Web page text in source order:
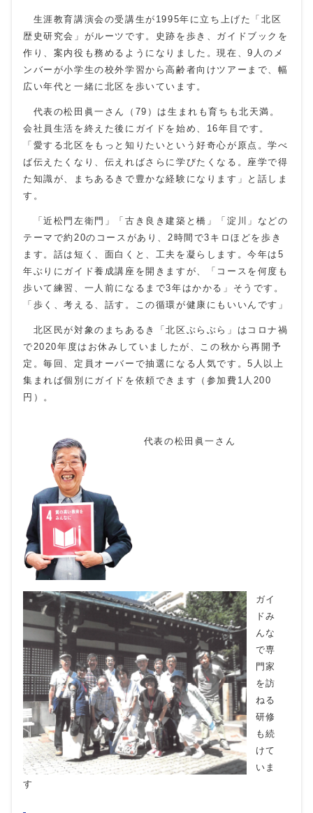
生涯教育講演会の受講生が1995年に立ち上げた「北区
歴史研究会」がルーツです。史跡を歩き、ガイドブックを
作り、案内役も務めるようになりました。現在、9人のメ
ンバーが小学生の校外学習から高齢者向けツアーまで、幅
広い年代と一緒に北区を歩いています。
代表の松田眞一さん（79）は生まれも育ちも北天満。
会社員生活を終えた後にガイドを始め、16年目です。
「愛する北区をもっと知りたいという好奇心が原点。学べ
ば伝えたくなり、伝えればさらに学びたくなる。座学で得
た知識が、まちあるきで豊かな経験になります」と話しま
す。
「近松門左衛門」「古き良き建築と橋」「淀川」などの
テーマで約20のコースがあり、2時間で3キロほどを歩き
ます。話は短く、面白くと、工夫を凝らします。今年は5
年ぶりにガイド養成講座を開きますが、「コースを何度も
歩いて練習、一人前になるまで3年はかかる」そうです。
「歩く、考える、話す。この循環が健康にもいいんです」
北区民が対象のまちあるき「北区ぶらぶら」はコロナ禍
で2020年度はお休みしていましたが、この秋から再開予
定。毎回、定員オーバーで抽選になる人気です。5人以上
集まれば個別にガイドを依頼できます（参加費1人200
円）。
代表の松田眞一さん
ガイ
ドみ
んな
で専
門家
を訪
ねる
研修
も続
けて
いま
す